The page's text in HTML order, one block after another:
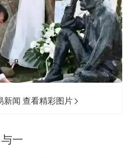
新闻 查看精彩图片
一